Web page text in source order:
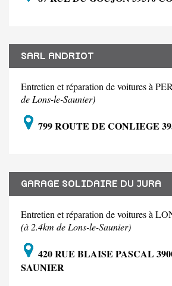
SARL ANDRIOT
Entretien et réparation de voitures à
de Lons-le-Saunier)
799 ROUTE DE CONLIEGE
GARAGE SOLIDAIRE DU JURA
Entretien et réparation de voitures à
(à 2.4km de Lons-le-Saunier)
420 RUE BLAISE PASCAL
SAUNIER